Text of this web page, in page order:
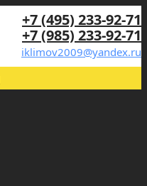
+7 (495) 233-92-71
+7 (985) 233-92-71
iklimov2009@yandex.ru